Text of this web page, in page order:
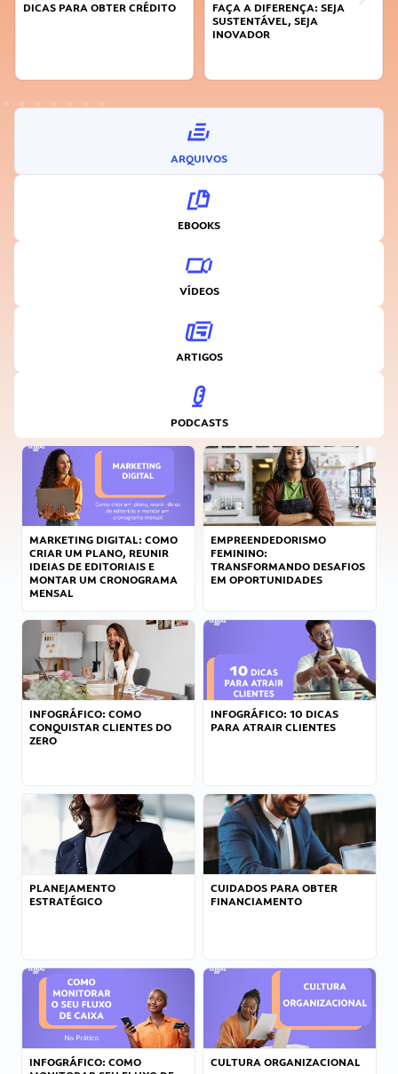
DICAS PARA OBTER CRÉDITO
FAÇA A DIFERENÇA: SEJA
SUSTENTÁVEL, SEJA
INOVADOR
ARQUIVOS
EBOOKS
VÍDEOS
ARTIGOS
PODCASTS
MARKETING DIGITAL: COMO
CRIAR UM PLANO, REUNIR
IDEIAS DE EDITORIAIS E
MONTAR UM CRONOGRAMA
MENSAL
EMPREENDEDORISMO
FEMININO:
TRANSFORMANDO DESAFIOS
EM OPORTUNIDADES
INFOGRÁFICO: COMO
CONQUISTAR CLIENTES DO
ZERO
INFOGRÁFICO: 10 DICAS
PARA ATRAIR CLIENTES
PLANEJAMENTO
ESTRATÉGICO
CUIDADOS PARA OBTER
FINANCIAMENTO
INFOGRÁFICO: COMO
CULTURA ORGANIZACIONAL